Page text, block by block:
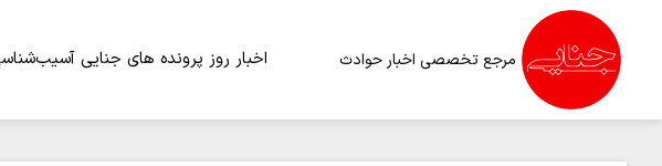
مرجع تخصصی اخبار حوادث اخبار روز پرونده های جنایی